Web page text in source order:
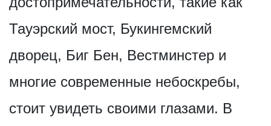
Тауэрский мост, Букингемский
дворец, Биг Бен, Вестминстер и
многие современные небоскребы,
стоит увидеть своими глазами. В